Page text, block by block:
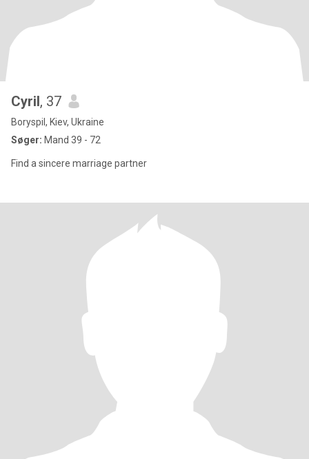
Cyril, 37
Boryspil, Kiev, Ukraine
Søger: Mand 39 - 72
Find a sincere marriage partner